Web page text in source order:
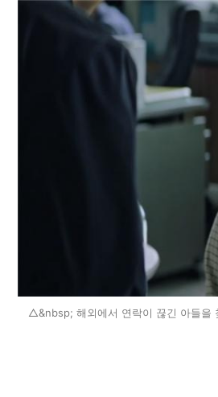
△&nbsp; 해외에서 연락이 끊긴 아들을